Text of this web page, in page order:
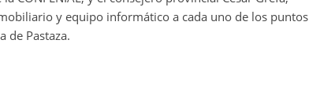
y equipo informático a cada uno de los puntos
de Pastaza.